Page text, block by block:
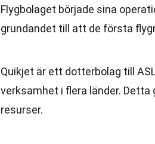
Flygbolaget började sina
grundandet till att de första
Quikjet är ett dotterbolag till
verksamhet i flera länder.
resurser.